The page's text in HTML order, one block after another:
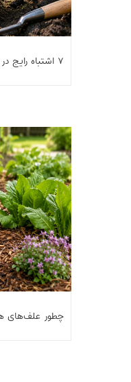
۷ اشتباه رایج در وجین علف‌های هرز و راه ...
اگر
چطور علف‌های